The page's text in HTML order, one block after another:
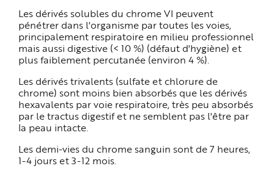
Les dérivés solubles du chrome VI peuvent
pénétrer dans l'organisme par toutes les voies,
principalement respiratoire en milieu professionnel
mais aussi digestive (< 10 %) (défaut d'hygiène) et
plus faiblement percutanée (environ 4 %).
Les dérivés trivalents (sulfate et chlorure de
chrome) sont moins bien absorbés que les dérivés
hexavalents par voie respiratoire, très peu absorbés
par le tractus digestif et ne semblent pas l'être par
la peau intacte.
Les demi-vies du chrome sanguin sont de 7 heures,
1-4 jours et 3-12 mois.